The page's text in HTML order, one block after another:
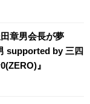
章男会長が夢
supported by 三四
』